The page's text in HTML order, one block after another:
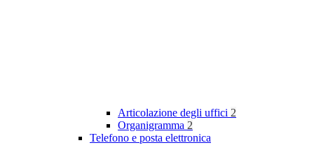
Articolazione degli uffici 2
Organigramma 2
Telefono e posta elettronica